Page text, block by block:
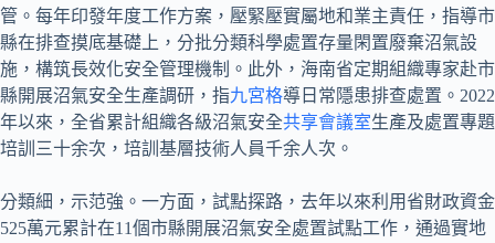
管。每年印發年度工作方案，壓緊壓實屬地和業主責任，指導市
縣在排查摸底基礎上，分批分類科學處置存量閑置廢棄沼氣設
施，構筑長效化安全管理機制。此外，海南省定期組織專家赴市
縣開展沼氣安全生產調研，指九宮格導日常隱患排查處置。2022
年以來，全省累計組織各級沼氣安全共享會議室生產及處置專題
培訓三十余次，培訓基層技術人員千余人次。
分類細，示范強。一方面，試點探路，去年以來利用省財政資金
525萬元累計在11個市縣開展沼氣安全處置試點工作，通過實地